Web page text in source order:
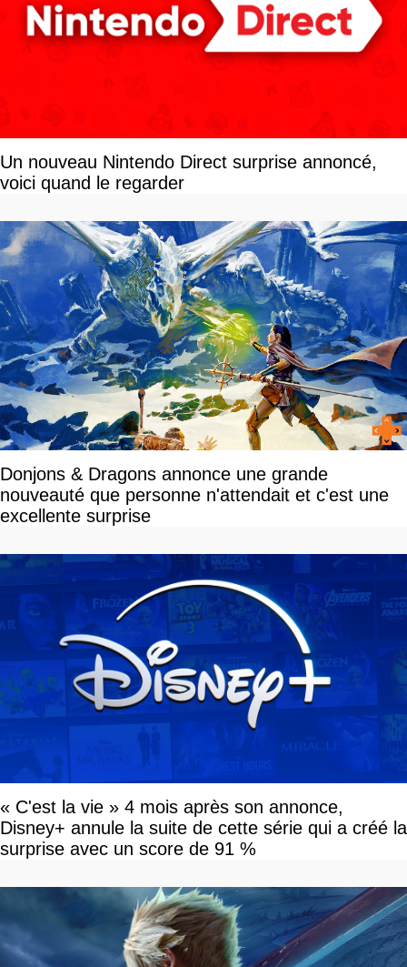
Un nouveau Nintendo Direct surprise annoncé,
voici quand le regarder
Donjons & Dragons annonce une grande
nouveauté que personne n'attendait et c'est une
excellente surprise
« C'est la vie » 4 mois après son annonce,
Disney+ annule la suite de cette série qui a créé la
surprise avec un score de 91 %